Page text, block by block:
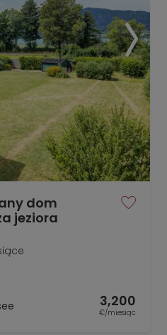
dom
jeziora
3,200
€/miesiąc